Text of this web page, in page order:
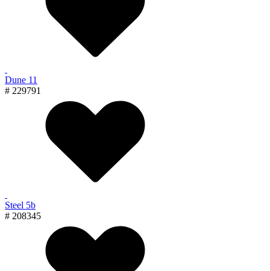
Dune 11
# 229791
Steel 5b
# 208345